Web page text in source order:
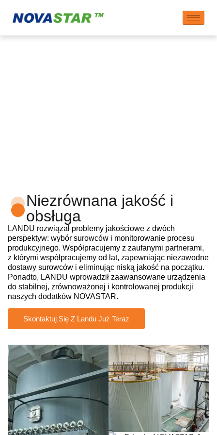
Niezrównana jakość i
obsługa
LANDU rozwiązał problemy jakościowe z dwóch
perspektyw: wybór surowców i monitorowanie procesu
produkcyjnego. Współpracujemy z zaufanymi partnerami,
z którymi współpracujemy od lat, zapewniając niezawodne
dostawy surowców i eliminując niską jakość na początku.
Ponadto, LANDU wprowadził zaawansowane urządzenia
do stabilnej, zrównoważonej i kontrolowanej produkcji
naszych dodatków NOVASTAR.
Skontaktuj Się Z Landu Już Teraz